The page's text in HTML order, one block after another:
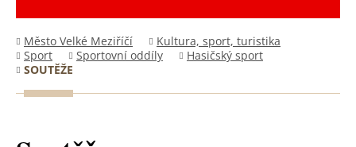
Město Velké Meziříčí
Kultura, sport, turistika
Sport
Sportovní oddíly
Hasičský sport
SOUTĚŽE